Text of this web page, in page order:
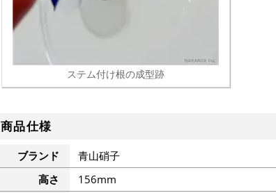
ステム付け根の成型跡
商品仕様
ブランド
青山硝子
高さ
156mm